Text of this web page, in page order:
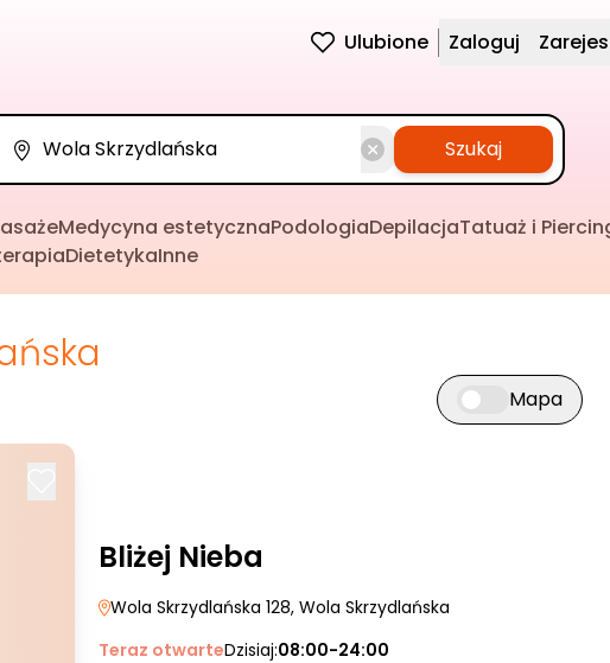
Ulubione Zaloguj
Szukaj
Medycyna estetycznaPodologiaDepilacjaTatuaż i
DietetykaInne
Przełącz widok
Mapa
Bliżej Nieba
Wola Skrzydlańska 128, Wola Skrzydlańska
Teraz otwarteDzisiaj:08:00-24:00